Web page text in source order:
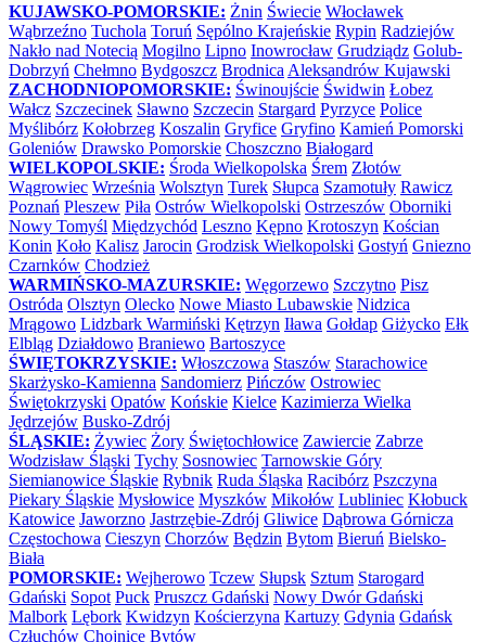
KUJAWSKO-POMORSKIE: Żnin Świecie Włocławek
Wąbrzeźno Tuchola Toruń Sępólno Krajeńskie Rypin Radziejów
Nakło nad Notecią Mogilno Lipno Inowrocław Grudziądz Golub-
Dobrzyń Chełmno Bydgoszcz Brodnica Aleksandrów Kujawski
ZACHODNIOPOMORSKIE: Świnoujście Świdwin Łobez
Wałcz Szczecinek Sławno Szczecin Stargard Pyrzyce Police
Myślibórz Kołobrzeg Koszalin Gryfice Gryfino Kamień Pomorski
Goleniów Drawsko Pomorskie Choszczno Białogard
WIELKOPOLSKIE: Środa Wielkopolska Śrem Złotów
Wągrowiec Września Wolsztyn Turek Słupca Szamotuły Rawicz
Poznań Pleszew Piła Ostrów Wielkopolski Ostrzeszów Oborniki
Nowy Tomyśl Międzychód Leszno Kępno Krotoszyn Kościan
Konin Koło Kalisz Jarocin Grodzisk Wielkopolski Gostyń Gniezno
Czarnków Chodzież
WARMIŃSKO-MAZURSKIE: Węgorzewo Szczytno Pisz
Ostróda Olsztyn Olecko Nowe Miasto Lubawskie Nidzica
Mrągowo Lidzbark Warmiński Kętrzyn Iława Gołdap Giżycko Ełk
Elbląg Działdowo Braniewo Bartoszyce
ŚWIĘTOKRZYSKIE: Włoszczowa Staszów Starachowice
Skarżysko-Kamienna Sandomierz Pińczów Ostrowiec
Świętokrzyski Opatów Końskie Kielce Kazimierza Wielka
Jędrzejów Busko-Zdrój
ŚLĄSKIE: Żywiec Żory Świętochłowice Zawiercie Zabrze
Wodzisław Śląski Tychy Sosnowiec Tarnowskie Góry
Siemianowice Śląskie Rybnik Ruda Śląska Racibórz Pszczyna
Piekary Śląskie Mysłowice Myszków Mikołów Lubliniec Kłobuck
Katowice Jaworzno Jastrzębie-Zdrój Gliwice Dąbrowa Górnicza
Częstochowa Cieszyn Chorzów Będzin Bytom Bieruń Bielsko-
Biała
POMORSKIE: Wejherowo Tczew Słupsk Sztum Starogard
Gdański Sopot Puck Pruszcz Gdański Nowy Dwór Gdański
Malbork Lębork Kwidzyn Kościerzyna Kartuzy Gdynia Gdańsk
Człuchów Chojnice Bytów